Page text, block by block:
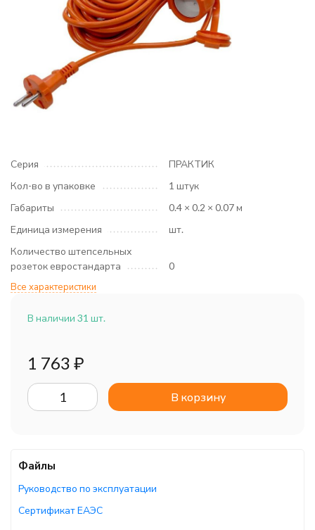
Серия
ПРАКТИК
Кол-во в упаковке
1 штук
Габариты
0.4 × 0.2 × 0.07 м
Единица измерения
шт.
Количество штепсельных
розеток евростандарта
0
Все характеристики
В наличии 31 шт.
1 763 ₽
В корзину
Файлы
Руководство по эксплуатации
Сертификат ЕАЭС